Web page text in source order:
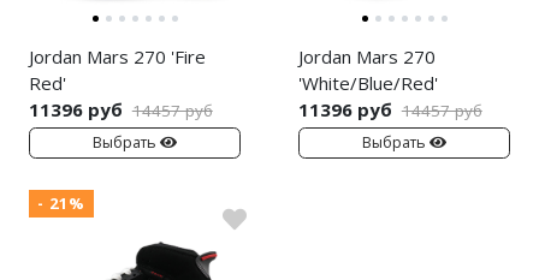
Jordan Mars 270 'Fire
Red'
11396 руб 14457 руб
Выбрать
Jordan Mars 270
'White/Blue/Red'
11396 руб 14457 руб
Выбрать
- 21%
Nike KD
Nike PG
Nike Kobe
Nike Uptempo
Nike Foamposite